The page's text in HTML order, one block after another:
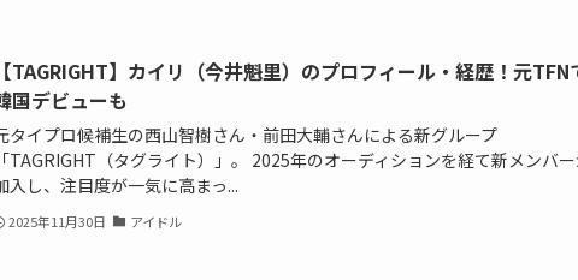
【TAGRIGHT】カイリ（今井魁里）のプロフィール・経歴！元TFN
国デビューも
タイプロ候補生の西山智樹さん・前田大輔さんによる新グループ
「TAGRIGHT（タグライト）」。 2025年のオーディションを経て新メンバ
入し、注目度が一気に高まっ...
2025年11月30日 アイドル